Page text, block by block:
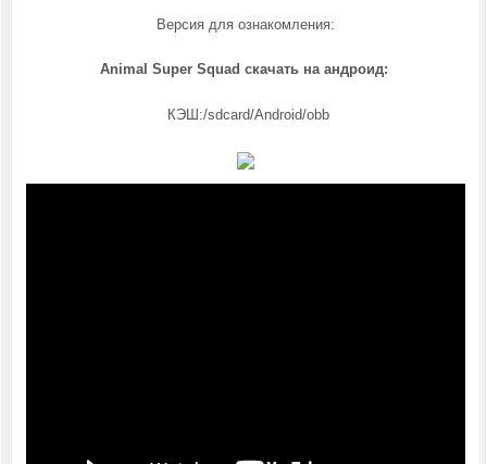
Версия для ознакомления:
Animal Super Squad скачать на андроид:
КЭШ:/sdcard/Android/obb